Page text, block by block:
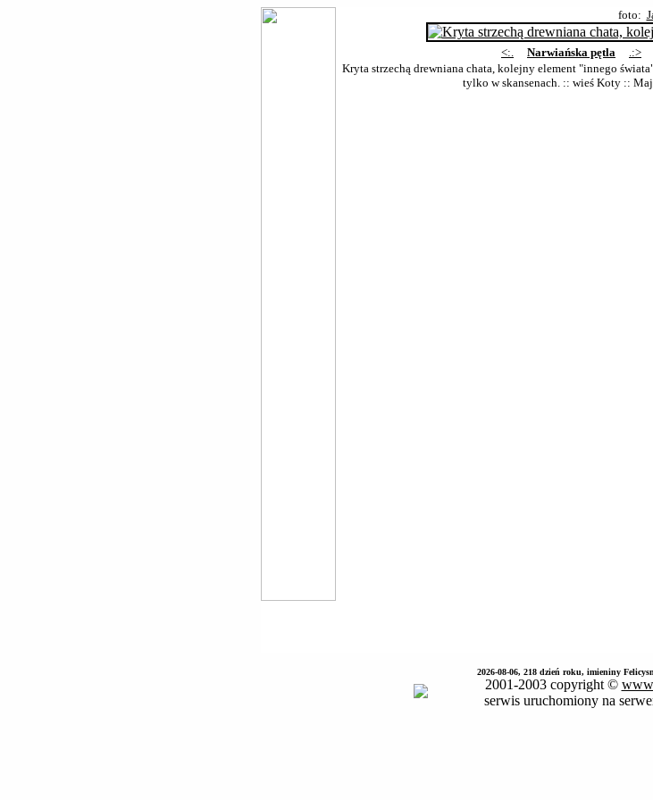
foto:
<:. Narwiańska pętla
.:>
Kryta strzechą drewniana chata, kolejny element "innego
tylko w skansenach. :: wieś Koty:: Maj
2026-08-06, 218 dzień roku, imieniny
2001-2003 copyright ©
serwis uruchomiony na